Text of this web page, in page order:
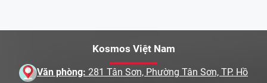
Kosmos Việt Nam
Văn phòng: 281 Tân Sơn, Phường Tân Sơn, TP. Hồ